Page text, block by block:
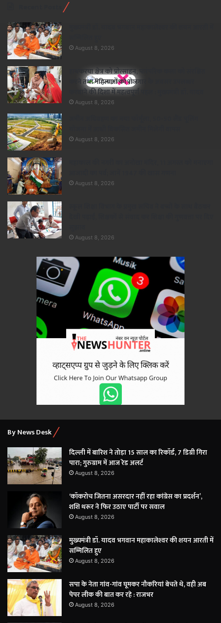
×
August 8, 2026
हाथकरघा क्षेत्र को प्रोत्साहन, पारंपरिक कला को संरक्षित
करने तथा महिलाओं को रोजगार के अवसर उपलब्धर
करवाने की दिशा में महत्वपूर्ण पहल : मुख्यमंत्री डॉ. यादव
August 8, 2026
August 8, 2026
August 8, 2026
August 8, 2026
By News Desk
दिल्ली में बारिश ने तोड़ा 15 साल का रिकॉर्ड, 7 डिग्री गिरा
पारा; गुरुग्राम में आज रेड अलर्ट
August 8, 2026
‘कॉकरोच जितना असरदार नहीं रहा कांग्रेस का प्रदर्शन’,
शशि थरूर ने फिर उठाए पार्टी पर सवाल
August 8, 2026
मुख्यमंत्री डॉ. यादव भगवान महाकालेश्‍वर की शयन आरती में
सम्मिलित हुए
August 8, 2026
सपा के नेता गांव-गांव घूमकर नौकरियां बेचते थे, वही अब
पेपर लीक की बात कर रहे : राजभर
August 8, 2026